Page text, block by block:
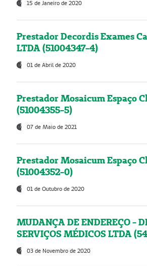
15 de Janeiro de 2020
Prestador Decordis Exames
LTDA (51004347-4)
01 de Abril de 2020
Prestador Mosaicum Espaço
(51004355-5)
07 de Maio de 2021
Prestador Mosaicum Espaço
(51004352-0)
01 de Outubro de 2020
MUDANÇA DE ENDEREÇO -
SERVIÇOS MÉDICOS LTDA
03 de Novembro de 2020